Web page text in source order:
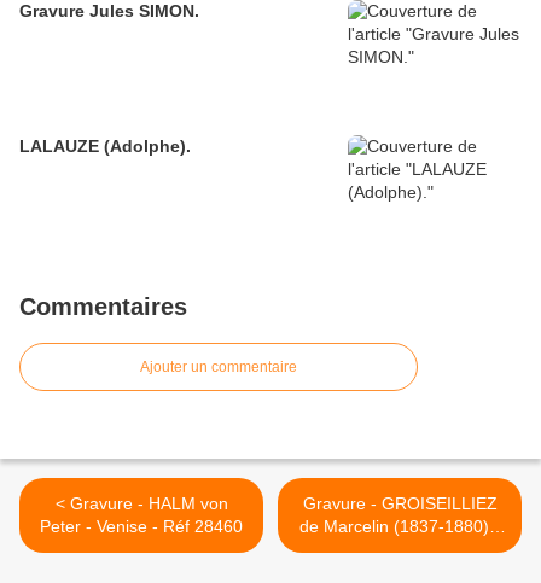
Gravure Jules SIMON.
LALAUZE (Adolphe).
Commentaires
Ajouter un commentaire
< Gravure - HALM von
Peter - Venise - Réf 28460
Gravure - GROISEILLIEZ
de Marcelin (1837-1880) -
Réf 17833 >